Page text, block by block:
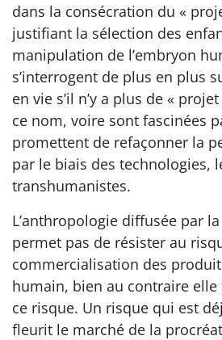
dans la consécration du «
justifiant la sélection des
manipulation de l’embryon
s’interrogent de plus en plus
en vie s’il n’y a plus de «
ce nom, voire sont fascinées
promettent de refaçonner la
par le biais des technologies,
transhumanistes.
L’anthropologie diffusée par
permet pas de résister au
commercialisation des
humain, bien au contraire
ce risque. Un risque qui est
fleurit le marché de la